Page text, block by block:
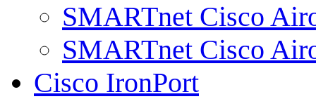
SMARTnet Cisco
SMARTnet Cisco
Cisco IronPort